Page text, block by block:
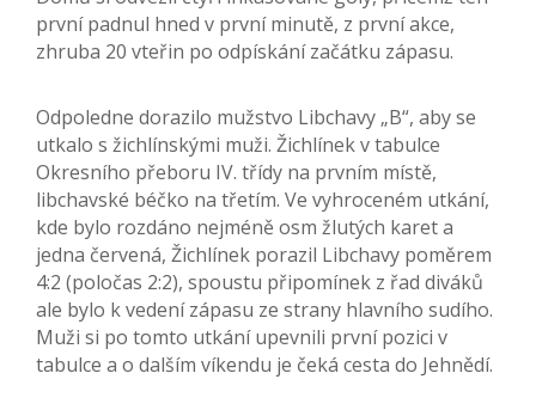
první padnul hned v první minutě, z první akce,
zhruba 20 vteřin po odpískání začátku zápasu.
Odpoledne dorazilo mužstvo Libchavy „B“, aby se
utkalo s žichlínskými muži. Žichlínek v tabulce
Okresního přeboru IV. třídy na prvním místě,
libchavské béčko na třetím. Ve vyhroceném utkání,
kde bylo rozdáno nejméně osm žlutých karet a
jedna červená, Žichlínek porazil Libchavy poměrem
4:2 (poločas 2:2), spoustu připomínek z řad diváků
ale bylo k vedení zápasu ze strany hlavního sudího.
Muži si po tomto utkání upevnili první pozici v
tabulce a o dalším víkendu je čeká cesta do Jehnědí.